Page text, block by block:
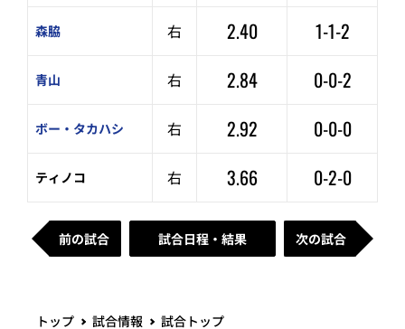
森脇 右 2.40 1-1-2
青山 右 2.84 0-0-2
ボー・タカハシ 右 2.92 0-0-0
ティノコ 右 3.66 0-2-0
前の試合 試合日程・結果 次の試合
トップ 試合情報 試合トップ